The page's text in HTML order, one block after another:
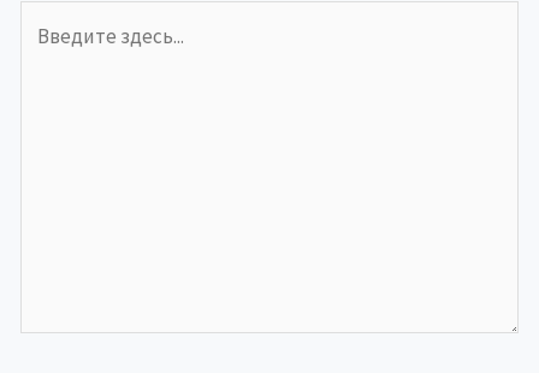
здесь...